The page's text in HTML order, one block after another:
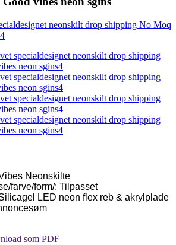
Neonskilte
farve/form/: Tilpasset
LED neon flex reb & akrylplade
som PDF